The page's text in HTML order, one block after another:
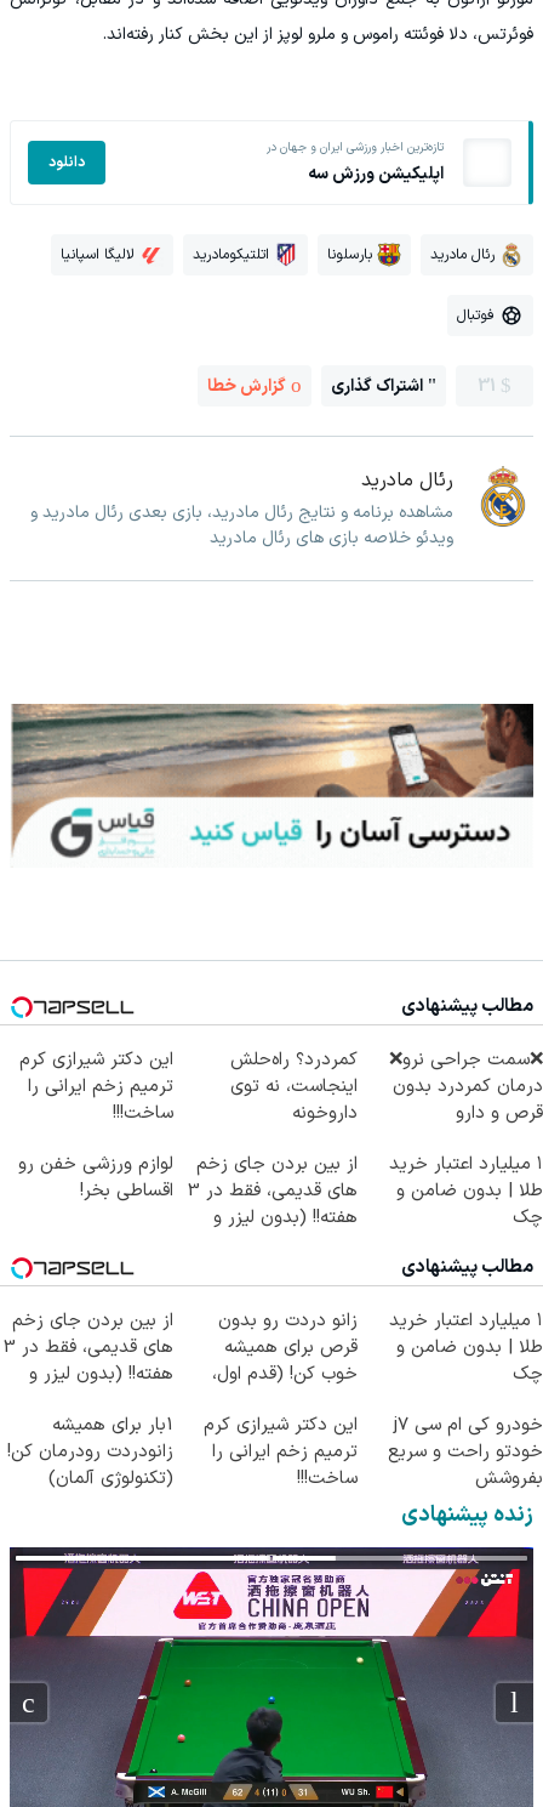
فوئرتس، دلا فوئنته راموس و ملرو لوپز از این بخش کنار رفته‌اند.
تازه‌ترین اخبار ورزشی ایران و جهان در
اپلیکیشن ورزش سه دانلود
رئال مادرید بارسلونا اتلتیکومادرید لالیگا اسپانیا
فوتبال
31 اشتراک گذاری گزارش خطا
رئال مادرید
مشاهده برنامه و نتایج رئال مادرید، بازی بعدی رئال مادرید و
ویدئو خلاصه بازی های رئال مادرید
مطالب پیشنهادی
❌سمت جراحی نرو❌
درمان کمردرد بدون
قرص و دارو
کمردرد؟ راه‌حلش
اینجاست، نه توی
داروخونه
این دکتر شیرازی کرم
ترمیم زخم ایرانی را
ساخت!!!
۱ میلیارد اعتبار خرید
طلا | بدون ضامن و
چک
از بین بردن جای زخم
های قدیمی، فقط در 3
هفته!! (بدون لیزر و
لوازم ورزشی خفن رو
اقساطی بخر!
مطالب پیشنهادی
۱ میلیارد اعتبار خرید
طلا | بدون ضامن و
چک
زانو دردت رو بدون
قرص برای همیشه
خوب کن! (قدم اول،
از بین بردن جای زخم
های قدیمی، فقط در 3
هفته!! (بدون لیزر و
خودرو کی ام سی j7
خودتو راحت و سریع
بفروشش
این دکتر شیرازی کرم
ترمیم زخم ایرانی را
ساخت!!!
1بار برای همیشه
زانودردت رودرمان کن!
(تکنولوژی آلمان)
زنده پیشنهادی